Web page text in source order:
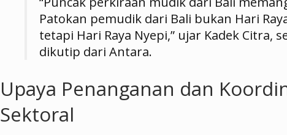
Patokan pemudik dari Bali bukan Hari
tetapi Hari Raya Nyepi,” ujar Kadek Citra,
dikutip dari Antara.
Upaya Penanganan dan
Sektoral